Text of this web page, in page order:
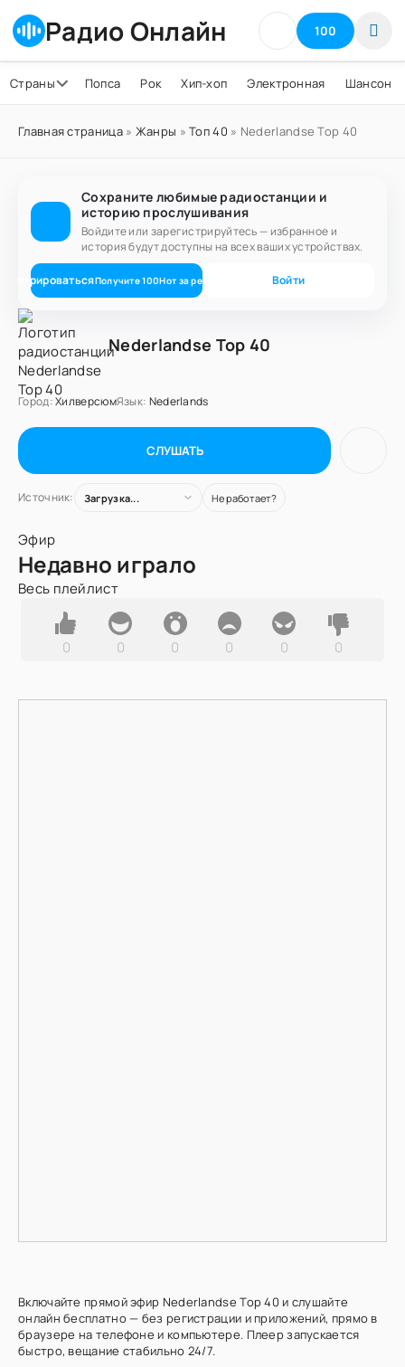
Радио Онлайн 100
Страны Попса Рок Хип-хоп Электронная Шансон
Главная страница» Жанры »Топ 40 » Nederlandse Top 40
Сохраните любимые радиостанции и
историю прослушивания
Войдите или зарегистрируйтесь — избранное и
история будут доступны на всех ваших устройствах.
Получите100Нот за регистрацию Войти
Nederlandse Top 40
Город:ХилверсюмЯзык: Nederlands
СЛУШАТЬ
Источник: Загрузка... Не работает?
Эфир
Недавно играло
Весь плейлист
0 0 0 0 0 0
Включайте прямой эфир Nederlandse Top 40 и слушайте
онлайн бесплатно — без регистрации и приложений, прямо в
браузере на телефоне и компьютере. Плеер запускается
быстро, вещание стабильно 24/7.